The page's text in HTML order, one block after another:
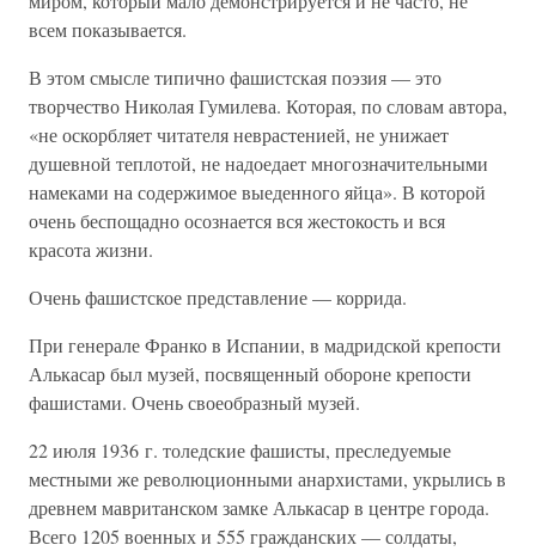
всем показывается.
В этом смысле типично фашистская поэзия — это
творчество Николая Гумилева. Которая, по словам автора,
«не оскорбляет читателя неврастенией, не унижает
душевной теплотой, не надоедает многозначительными
намеками на содержимое выеденного яйца». В которой
очень беспощадно осознается вся жестокость и вся
красота жизни.
Очень фашистское представление — коррида.
При генерале Франко в Испании, в мадридской крепости
Алькасар был музей, посвященный обороне крепости
фашистами. Очень своеобразный музей.
22 июля 1936 г. толедские фашисты, преследуемые
местными же революционными анархистами, укрылись в
древнем мавританском замке Алькасар в центре города.
Всего 1205 военных и 555 гражданских — солдаты,